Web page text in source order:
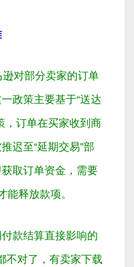
对部分卖家的订单
政策主要基于“送达
，订单在买家收到商
迟至“延期交易”部
取订单资金，需要
能释放款项。
款结算直接影响的
不对了，有卖家下载